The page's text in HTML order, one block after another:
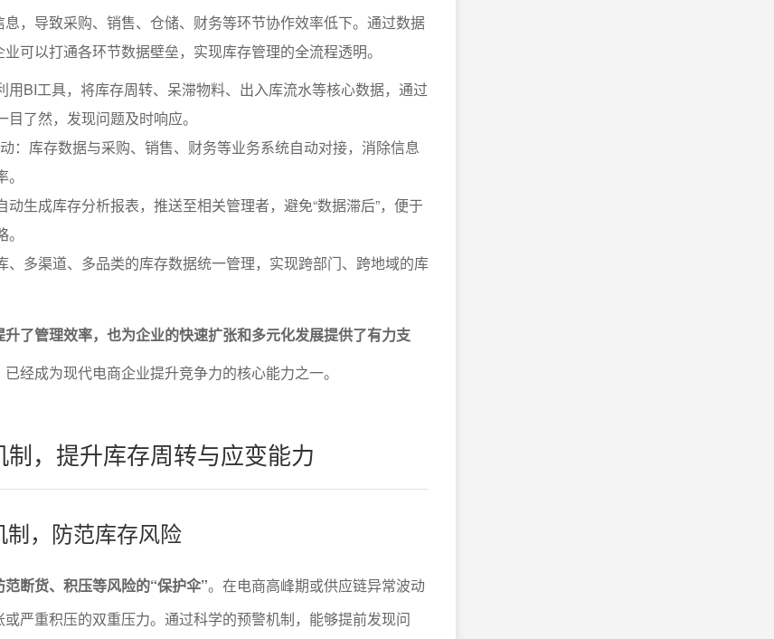
，导致采购、销售、仓储、财务等环节协作效率低下。通过数据
可以打通各环节数据壁垒，实现库存管理的全流程透明。
用BI工具，将库存周转、呆滞物料、出入库流水等核心数据，通过
了然，发现问题及时响应。
：库存数据与采购、销售、财务等业务系统自动对接，消除信息
动生成库存分析报表，推送至相关管理者，避免“数据滞后”，便于
、多渠道、多品类的库存数据统一管理，实现跨部门、跨地域的库
了管理效率，也为企业的快速扩张和多元化发展提供了有力支
经成为现代电商企业提升竞争力的核心能力之一。
，提升库存周转与应变能力
，防范库存风险
断货、积压等风险的“保护伞”。在电商高峰期或供应链异常波动
严重积压的双重压力。通过科学的预警机制，能够提前发现问